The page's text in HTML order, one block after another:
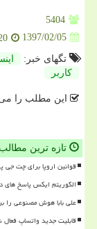
5404
1397/02/05
تگهای خبر:
كاربر
این مطلب را
تازه ترین
قوانین اروپا برای چت
الگوریتم ایکس پاسخ های
علی بابا هوش مصنوعی را
قابلیت جدید واتساپ